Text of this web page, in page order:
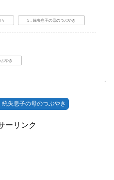
5．統失息子の母のつぶやき
やき
統失息子の母のつぶやき
ーリンク